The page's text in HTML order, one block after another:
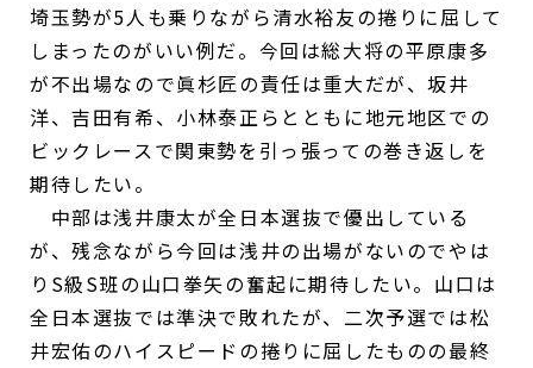
埼玉勢が5人も乗りながら清水裕友の捲りに屈して
しまったのがいい例だ。今回は総大将の平原康多
が不出場なので眞杉匠の責任は重大だが、坂井
洋、吉田有希、小林泰正らとともに地元地区での
ビックレースで関東勢を引っ張っての巻き返しを
期待したい。
中部は浅井康太が全日本選抜で優出している
が、残念ながら今回は浅井の出場がないのでやは
りS級S班の山口拳矢の奮起に期待したい。山口は
全日本選抜では準決で敗れたが、二次予選では松
井宏佑のハイスピードの捲りに屈したものの最終